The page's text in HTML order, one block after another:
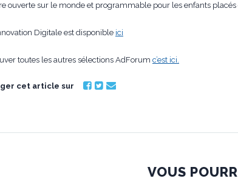
ouverte sur le monde et programmable pour les enfants placés
Digitale est disponible ici
toutes les autres sélections AdForum c’est ici.
cet article sur
VOUS